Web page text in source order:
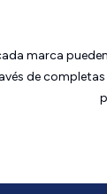
marca
de